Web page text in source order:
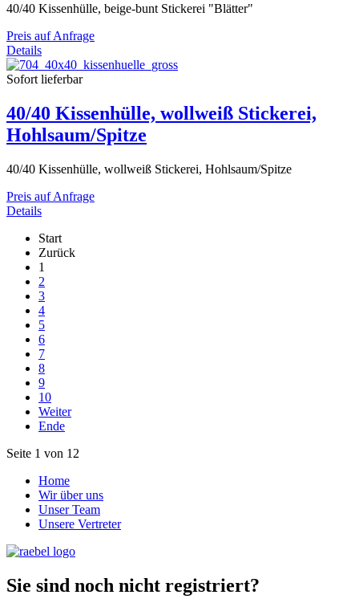
40/40 Kissenhülle, beige-bunt Stickerei "Blätter"
Preis auf Anfrage
Details
Sofort lieferbar
40/40 Kissenhülle, wollweiß Stickerei,
Hohlsaum/Spitze
40/40 Kissenhülle, wollweiß Stickerei, Hohlsaum/Spitze
Preis auf Anfrage
Details
Start
Zurück
1
2
3
4
5
6
7
8
9
10
Weiter
Ende
Seite 1 von 12
Home
Wir über uns
Unser Team
Unsere Vertreter
Sie sind noch nicht registriert?